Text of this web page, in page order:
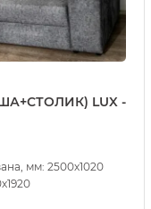
LUX -
мм: 2500х1020